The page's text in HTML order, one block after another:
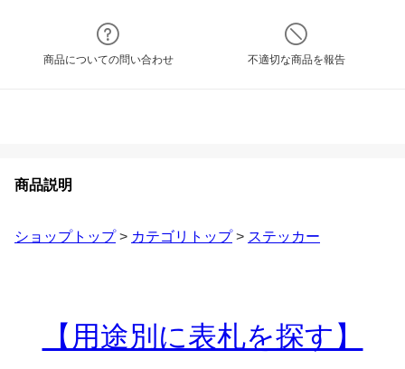
商品についての問い合わせ 不適切な商品を報告
商品説明
ショップトップ> カテゴリトップ> ステッカー
【用途別に表札を探す】